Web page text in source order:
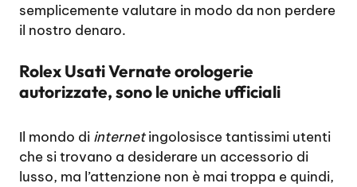
semplicemente valutare in modo da non perdere
il nostro denaro.
Rolex Usati Vernate orologerie
autorizzate, sono le uniche ufficiali
Il mondo di internetingolosisce tantissimi utenti
che si trovano a desiderare un accessorio di
lusso, ma l’attenzione non è mai troppa e quindi,